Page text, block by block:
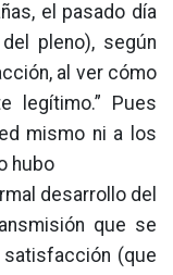
el pasado día
pleno), según
al ver cómo
legítimo.” Pues
mismo ni a los
hubo
desarrollo del
que se
(que